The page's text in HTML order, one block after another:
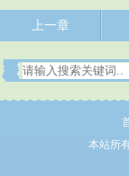
上一章
本站所